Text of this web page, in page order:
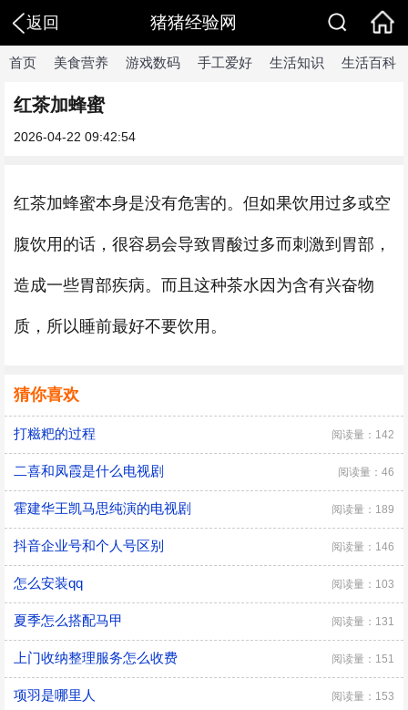
返回 猪猪经验网
首页 美食营养 游戏数码 手工爱好 生活知识 生活百科
红茶加蜂蜜
2026-04-22 09:42:54
红茶加蜂蜜本身是没有危害的。但如果饮用过多或空
腹饮用的话，很容易会导致胃酸过多而刺激到胃部，
造成一些胃部疾病。而且这种茶水因为含有兴奋物
质，所以睡前最好不要饮用。
猜你喜欢
打糍粑的过程 阅读量：142
二喜和凤霞是什么电视剧 阅读量：46
霍建华王凯马思纯演的电视剧 阅读量：189
抖音企业号和个人号区别 阅读量：146
怎么安装qq 阅读量：103
夏季怎么搭配马甲 阅读量：131
上门收纳整理服务怎么收费 阅读量：151
项羽是哪里人 阅读量：153